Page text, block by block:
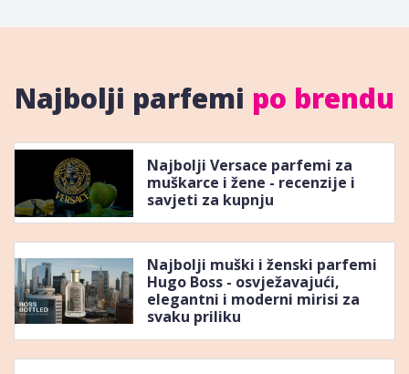
Najbolji parfemi po brendu
Najbolji Versace parfemi za
muškarce i žene - recenzije i
savjeti za kupnju
Najbolji muški i ženski parfemi
Hugo Boss - osvježavajući,
elegantni i moderni mirisi za
svaku priliku